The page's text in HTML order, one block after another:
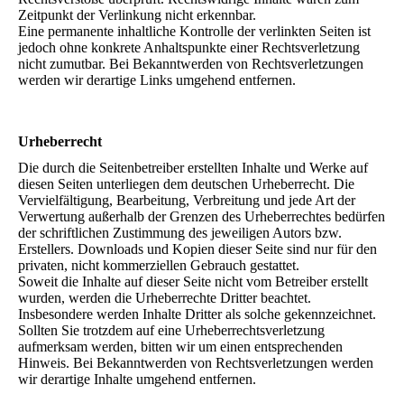
Zeitpunkt der Verlinkung nicht erkennbar.
Eine permanente inhaltliche Kontrolle der verlinkten Seiten ist
jedoch ohne konkrete Anhaltspunkte einer Rechtsverletzung
nicht zumutbar. Bei Bekanntwerden von Rechtsverletzungen
werden wir derartige Links umgehend entfernen.
Urheberrecht
Die durch die Seitenbetreiber erstellten Inhalte und Werke auf
diesen Seiten unterliegen dem deutschen Urheberrecht. Die
Vervielfältigung, Bearbeitung, Verbreitung und jede Art der
Verwertung außerhalb der Grenzen des Urheberrechtes bedürfen
der schriftlichen Zustimmung des jeweiligen Autors bzw.
Erstellers. Downloads und Kopien dieser Seite sind nur für den
privaten, nicht kommerziellen Gebrauch gestattet.
Soweit die Inhalte auf dieser Seite nicht vom Betreiber erstellt
wurden, werden die Urheberrechte Dritter beachtet.
Insbesondere werden Inhalte Dritter als solche gekennzeichnet.
Sollten Sie trotzdem auf eine Urheberrechtsverletzung
aufmerksam werden, bitten wir um einen entsprechenden
Hinweis. Bei Bekanntwerden von Rechtsverletzungen werden
wir derartige Inhalte umgehend entfernen.